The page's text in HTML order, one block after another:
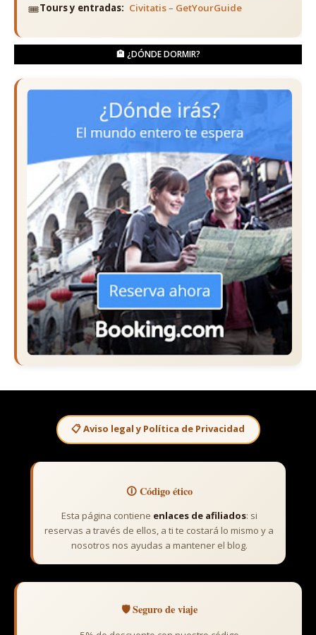
🎟️Tours y entradas: Civitatis– GetYourGuide
🏨 ¿DÓNDE DORMIR?
📋 Aviso legal y Política de Privacidad
🛈 Código ético
Esta página contiene enlaces de afiliados: si
reservas a través de ellos, a ti te costará lo mismo y a
nosotros nos ayudas a mantener el blog.
🛡️ Seguro de viaje